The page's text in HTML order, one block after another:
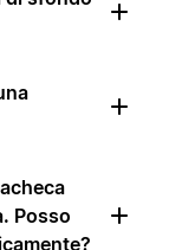
Posso